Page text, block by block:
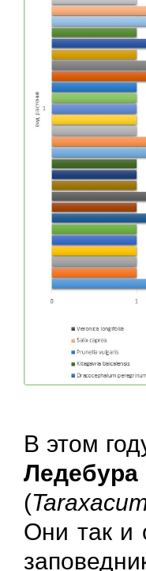
В этом
Ледебура
(
Они так и